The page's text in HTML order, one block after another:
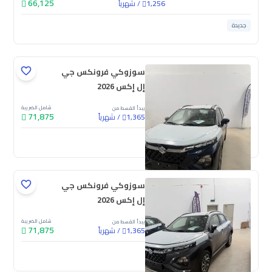
1,256
/شهرياً 66,125
جديدة
سوزوكي فرونكس جي
إل إكس 2026
يبدأ القسط من
1,365
/شهرياً
شامل الضريبة
71,875
جديدة
سوزوكي فرونكس جي
إل إكس 2026
يبدأ القسط من
1,365
/شهرياً
شامل الضريبة
71,875
جديدة